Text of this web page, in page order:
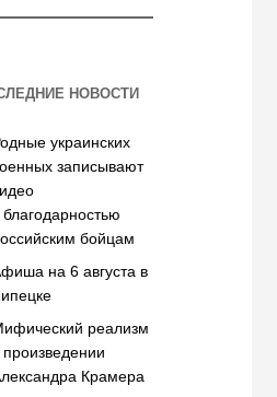
НОВОСТИ
украинских
записывают
благодарностью
бойцам
на 6 августа в
реализм
произведении
Крамера